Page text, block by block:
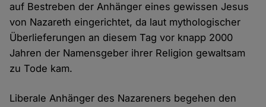
auf Bestreben der Anhänger eines gewissen Jesus
von Nazareth eingerichtet, da laut mythologischer
Überlieferungen an diesem Tag vor knapp 2000
Jahren der Namensgeber ihrer Religion gewaltsam
zu Tode kam.
Liberale Anhänger des Nazareners begehen den